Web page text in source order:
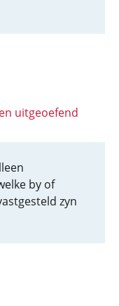
uitgeoefend
by of
zyn